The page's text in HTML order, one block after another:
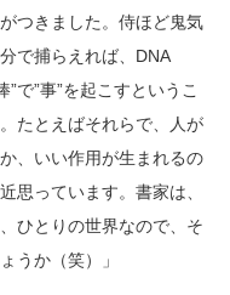
つきました。侍ほど鬼気
で捕らえれば、DNA
で”事”を起こすというこ
たとえばそれらで、人が
、いい作用が生まれるの
思っています。書家は、
ひとりの世界なので、そ
うか（笑）」